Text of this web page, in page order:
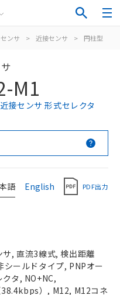
センサ > 近接センサ > 円柱型
M1
接センサ 形式セレクタ
語 English PDF出力
サ, 直流3線式, 検出距離
ールドタイプ, PNPオー
クタ, NO+NC,
38.4kbps）, M12, M12コネ